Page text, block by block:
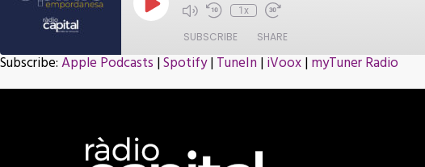
Play
Episode
1x
SUBSCRIBE SHARE
Apple Podcasts Spotify
SHARE
Subscribe:Apple Podcasts |Spotify|TuneIn |iVoox|myTuner Radio